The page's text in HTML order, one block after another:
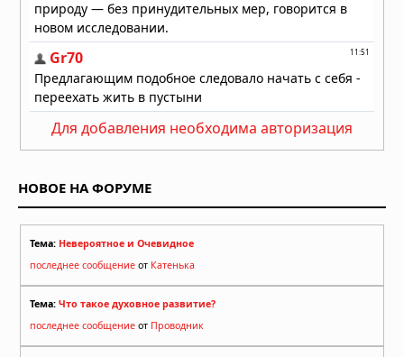
Для добавления необходима авторизация
НОВОЕ НА ФОРУМЕ
Тема: Невероятное и Очевидное
последнее сообщение от Катенька
Тема: Что такое духовное развитие?
последнее сообщение от Проводник